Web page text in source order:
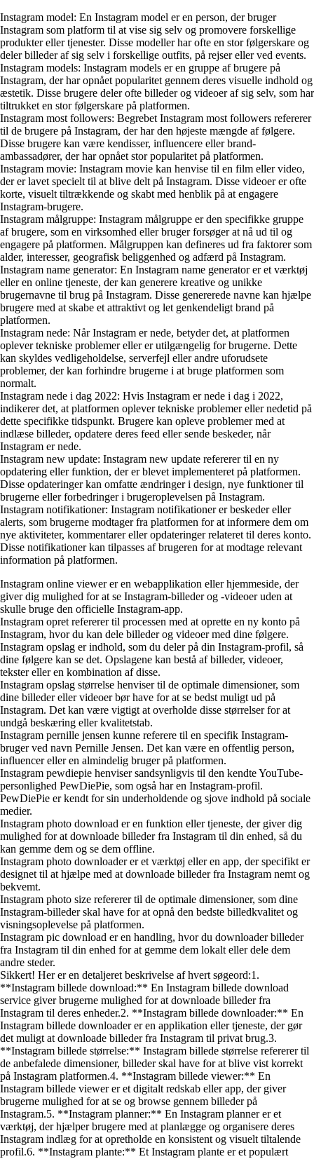
Instagram model: En Instagram model er en person, der bruger
Instagram som platform til at vise sig selv og promovere forskellige
produkter eller tjenester. Disse modeller har ofte en stor følgerskare og
deler billeder af sig selv i forskellige outfits, på rejser eller ved events.
Instagram models: Instagram models er en gruppe af brugere på
Instagram, der har opnået popularitet gennem deres visuelle indhold og
æstetik. Disse brugere deler ofte billeder og videoer af sig selv, som har
tiltrukket en stor følgerskare på platformen.
Instagram most followers: Begrebet Instagram most followers refererer
til de brugere på Instagram, der har den højeste mængde af følgere.
Disse brugere kan være kendisser, influencere eller brand-
ambassadører, der har opnået stor popularitet på platformen.
Instagram movie: Instagram movie kan henvise til en film eller video,
der er lavet specielt til at blive delt på Instagram. Disse videoer er ofte
korte, visuelt tiltrækkende og skabt med henblik på at engagere
Instagram-brugere.
Instagram målgruppe: Instagram målgruppe er den specifikke gruppe
af brugere, som en virksomhed eller bruger forsøger at nå ud til og
engagere på platformen. Målgruppen kan defineres ud fra faktorer som
alder, interesser, geografisk beliggenhed og adfærd på Instagram.
Instagram name generator: En Instagram name generator er et værktøj
eller en online tjeneste, der kan generere kreative og unikke
brugernavne til brug på Instagram. Disse genererede navne kan hjælpe
brugere med at skabe et attraktivt og let genkendeligt brand på
platformen.
Instagram nede: Når Instagram er nede, betyder det, at platformen
oplever tekniske problemer eller er utilgængelig for brugerne. Dette
kan skyldes vedligeholdelse, serverfejl eller andre uforudsete
problemer, der kan forhindre brugerne i at bruge platformen som
normalt.
Instagram nede i dag 2022: Hvis Instagram er nede i dag i 2022,
indikerer det, at platformen oplever tekniske problemer eller nedetid på
dette specifikke tidspunkt. Brugere kan opleve problemer med at
indlæse billeder, opdatere deres feed eller sende beskeder, når
Instagram er nede.
Instagram new update: Instagram new update refererer til en ny
opdatering eller funktion, der er blevet implementeret på platformen.
Disse opdateringer kan omfatte ændringer i design, nye funktioner til
brugerne eller forbedringer i brugeroplevelsen på Instagram.
Instagram notifikationer: Instagram notifikationer er beskeder eller
alerts, som brugerne modtager fra platformen for at informere dem om
nye aktiviteter, kommentarer eller opdateringer relateret til deres konto.
Disse notifikationer kan tilpasses af brugeren for at modtage relevant
information på platformen.
Instagram online viewer er en webapplikation eller hjemmeside, der
giver dig mulighed for at se Instagram-billeder og -videoer uden at
skulle bruge den officielle Instagram-app.
Instagram opret refererer til processen med at oprette en ny konto på
Instagram, hvor du kan dele billeder og videoer med dine følgere.
Instagram opslag er indhold, som du deler på din Instagram-profil, så
dine følgere kan se det. Opslagene kan bestå af billeder, videoer,
tekster eller en kombination af disse.
Instagram opslag størrelse henviser til de optimale dimensioner, som
dine billeder eller videoer bør have for at se bedst muligt ud på
Instagram. Det kan være vigtigt at overholde disse størrelser for at
undgå beskæring eller kvalitetstab.
Instagram pernille jensen kunne referere til en specifik Instagram-
bruger ved navn Pernille Jensen. Det kan være en offentlig person,
influencer eller en almindelig bruger på platformen.
Instagram pewdiepie henviser sandsynligvis til den kendte YouTube-
personlighed PewDiePie, som også har en Instagram-profil.
PewDiePie er kendt for sin underholdende og sjove indhold på sociale
medier.
Instagram photo download er en funktion eller tjeneste, der giver dig
mulighed for at downloade billeder fra Instagram til din enhed, så du
kan gemme dem og se dem offline.
Instagram photo downloader er et værktøj eller en app, der specifikt er
designet til at hjælpe med at downloade billeder fra Instagram nemt og
bekvemt.
Instagram photo size refererer til de optimale dimensioner, som dine
Instagram-billeder skal have for at opnå den bedste billedkvalitet og
visningsoplevelse på platformen.
Instagram pic download er en handling, hvor du downloader billeder
fra Instagram til din enhed for at gemme dem lokalt eller dele dem
andre steder.
Sikkert! Her er en detaljeret beskrivelse af hvert søgeord:1.
**Instagram billede download:** En Instagram billede download
service giver brugerne mulighed for at downloade billeder fra
Instagram til deres enheder.2. **Instagram billede downloader:** En
Instagram billede downloader er en applikation eller tjeneste, der gør
det muligt at downloade billeder fra Instagram til privat brug.3.
**Instagram billede størrelse:** Instagram billede størrelse refererer til
de anbefalede dimensioner, billeder skal have for at blive vist korrekt
på Instagram platformen.4. **Instagram billede viewer:** En
Instagram billede viewer er et digitalt redskab eller app, der giver
brugerne mulighed for at se og browse gennem billeder på
Instagram.5. **Instagram planner:** En Instagram planner er et
værktøj, der hjælper brugere med at planlægge og organisere deres
Instagram indlæg for at opretholde en konsistent og visuelt tiltalende
profil.6. **Instagram plante:** Et Instagram plante er et populært